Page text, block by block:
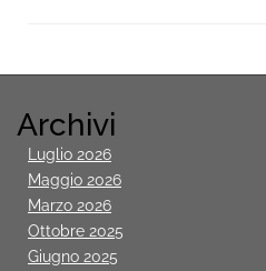
Archivi
Luglio 2026
Maggio 2026
Marzo 2026
Ottobre 2025
Giugno 2025